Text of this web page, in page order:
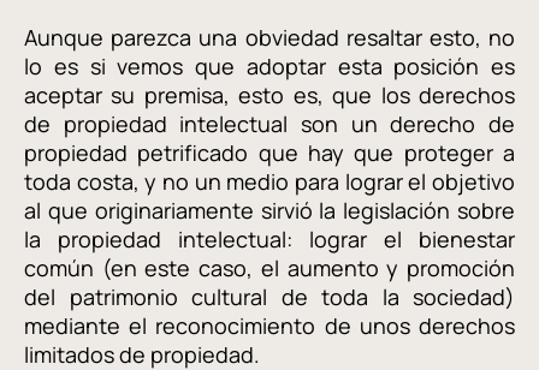
Aunque parezca una obviedad resaltar esto, no
lo es si vemos que adoptar esta posición es
aceptar su premisa, esto es, que los derechos
de propiedad intelectual son un derecho de
propiedad petrificado que hay que proteger a
toda costa, y no un medio para lograr el objetivo
al que originariamente sirvió la legislación sobre
la propiedad intelectual: lograr el bienestar
común (en este caso, el aumento y promoción
del patrimonio cultural de toda la sociedad)
mediante el reconocimiento de unos derechos
limitados de propiedad.